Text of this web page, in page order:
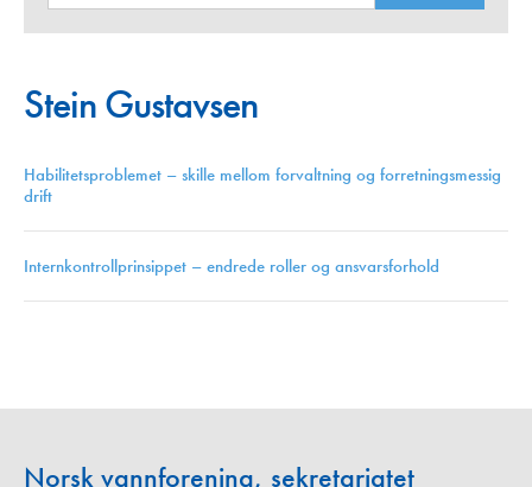
Stein Gustavsen
Habilitetsproblemet – skille mellom forvaltning og forretningsmessig
drift
Internkontrollprinsippet – endrede roller og ansvarsforhold
Norsk vannforening, sekretariatet